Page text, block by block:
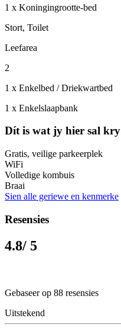
1 x Koningingrootte-bed
Stort, Toilet
Leefarea
2
1 x Enkelbed / Driekwartbed
1 x Enkelslaapbank
Dít is wat jy hier sal kry
Gratis, veilige parkeerplek
WiFi
Volledige kombuis
Braai
Sien alle geriewe en kenmerke
Resensies
4.8/ 5
Gebaseer op 88 resensies
Uitstekend